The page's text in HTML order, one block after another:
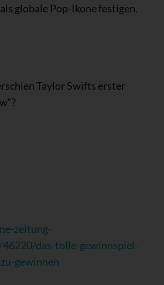
globale Pop-Ikone festigen.
Taylor Swifts erster
zeitung-
das-tolle-gewinnspiel-
gewinnen